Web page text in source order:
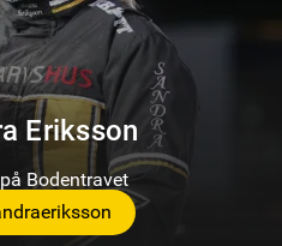
Persson
på Solvalla